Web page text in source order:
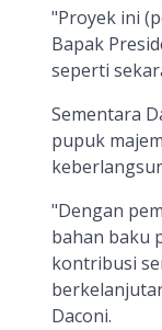
"Proyek ini
Bapak
seperti
Sementara
pupuk
"Dengan
bahan baku
kontribusi
Daconi.